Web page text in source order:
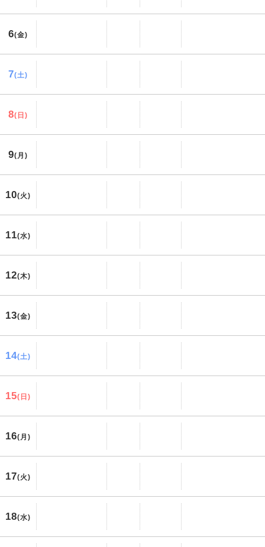
6(金)
7(土)
8(日)
9(月)
10(火)
11(水)
12(木)
13(金)
14(土)
15(日)
16(月)
17(火)
18(水)